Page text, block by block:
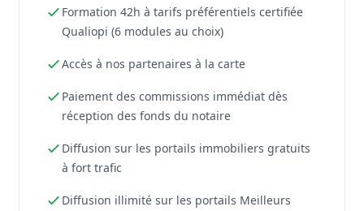
Formation 42h à tarifs préférentiels certifiée
Qualiopi (6 modules au choix)
Accès à nos partenaires à la carte
Paiement des commissions immédiat dès
réception des fonds du notaire
Diffusion sur les portails immobiliers gratuits
à fort trafic
Diffusion illimité sur les portails Meilleurs